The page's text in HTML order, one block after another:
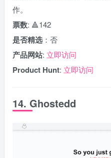
作。
票数: 🔺142
是否精选 ：否
产品网站: 立即访问
Product Hunt: 立即访问
14. Ghostedd